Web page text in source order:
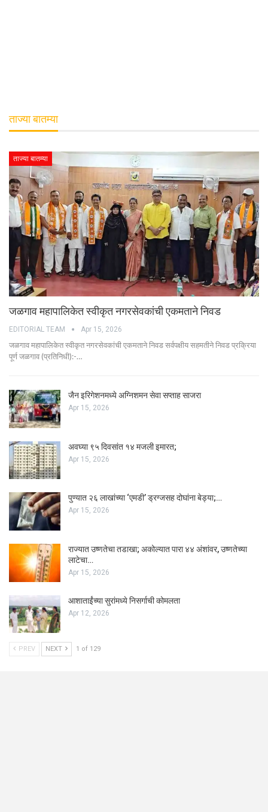
ताज्या बातम्या
ताज्या बातम्या
जळगाव महापालिकेत स्वीकृत नगरसेवकांची एकमताने निवड
EDITORIAL TEAM Apr 15, 2026
जळगाव महापालिकेत स्वीकृत नगरसेवकांची एकमताने निवड सर्वपक्षीय सहमतीने निवड प्रक्रिया
पूर्ण जळगाव (प्रतिनिधी):-…
जैन इरिगेशनमध्ये अग्निशमन सेवा सप्ताह साजरा
Apr 15, 2026
अवघ्या ९५ दिवसांत १४ मजली इमारत;
Apr 15, 2026
पुण्यात २६ लाखांच्या ‘एमडी’ ड्रग्जसह दोघांना बेड्या;…
Apr 15, 2026
राज्यात उष्णतेचा तडाखा; अकोल्यात पारा ४४ अंशांवर, उष्णतेच्या
लाटेचा…
Apr 15, 2026
आशाताईंच्या सुरांमध्ये निसर्गाची कोमलता
Apr 12, 2026
PREV NEXT 1 of 129